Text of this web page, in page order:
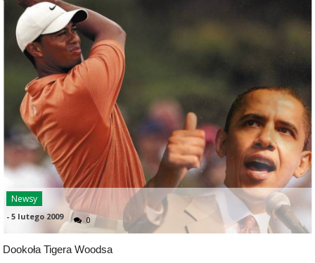
Newsy
-5 lutego 2009 0
Dookoła Tigera Woodsa